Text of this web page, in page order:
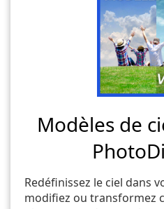
Modèles de
Redéfinissez le ciel dans
modifiez ou transformez